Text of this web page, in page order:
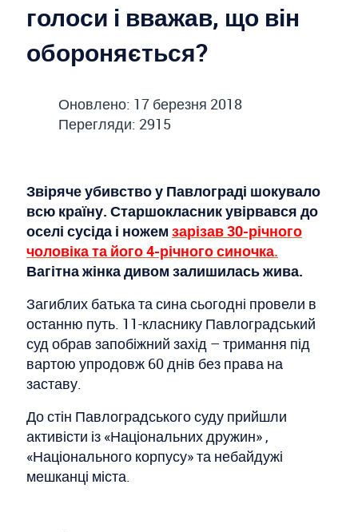
голоси і вважав, що він
обороняється?
Оновлено: 17 березня 2018
Перегляди: 2915
Звіряче убивство у Павлограді шокувало
всю країну. Старшокласник увірвався до
оселі сусіда і ножем зарізав 30-річного
чоловіка та його 4-річного синочка.
Вагітна жінка дивом залишилась жива.
Загиблих батька та сина сьогодні провели в
останню путь. 11-класнику Павлоградський
суд обрав запобіжний захід – тримання під
вартою упродовж 60 днів без права на
заставу.
До стін Павлоградського суду прийшли
активісти із «Національних дружин» ,
«Національного корпусу» та небайдужі
мешканці міста.